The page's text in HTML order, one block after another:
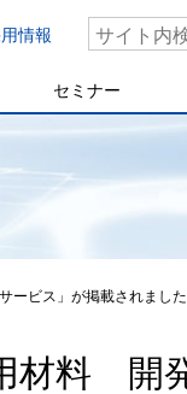
情報
セミナー
ービス」が掲載されました
材料 開